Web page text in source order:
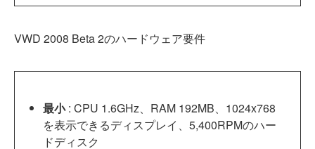
VWD 2008 Beta 2のハードウェア要件
最小: CPU 1.6GHz、RAM 192MB、1024x768
を表示できるディスプレイ、5,400RPMのハー
ドディスク